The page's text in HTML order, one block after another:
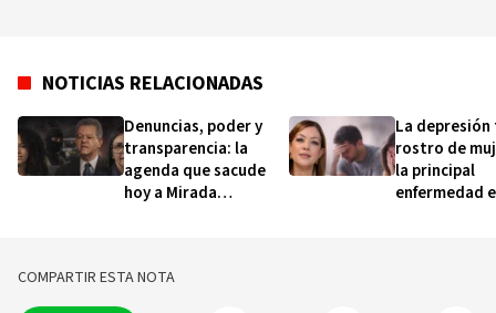
NOTICIAS RELACIONADAS
Denuncias, poder y
transparencia: la
agenda que sacude
hoy a Mirada
La
rostro de
la principal
enfermedad
COMPARTIR ESTA NOTA